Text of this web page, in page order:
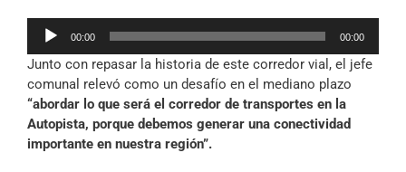
Reproductor
audio
00:00 00:00
Junto con repasar la historia de este corredor vial, el jefe
comunal relevó como un desafío en el mediano plazo
“abordar lo que será el corredor de transportes en la
Autopista, porque debemos generar una conectividad
importante en nuestra región”.